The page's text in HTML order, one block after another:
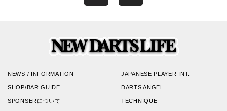
NEWS / INFORMATION
SHOP/BAR GUIDE
SPONSERについて
JAPANESE PLAYER INT.
DARTS ANGEL
TECHNIQUE